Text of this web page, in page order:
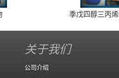
季戊四醇三丙
关于我们
公司介绍